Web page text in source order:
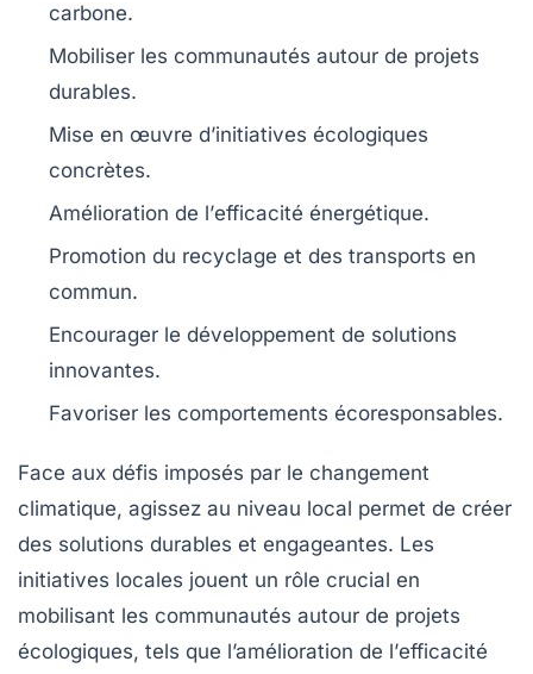
carbone.
Mobiliser les communautés autour de projets
durables.
Mise en œuvre d’initiatives écologiques
concrètes.
Amélioration de l’efficacité énergétique.
Promotion du recyclage et des transports en
commun.
Encourager le développement de solutions
innovantes.
Favoriser les comportements écoresponsables.
Face aux défis imposés par le changement
climatique, agissez au niveau local permet de créer
des solutions durables et engageantes. Les
initiatives locales jouent un rôle crucial en
mobilisant les communautés autour de projets
écologiques, tels que l’amélioration de l’efficacité